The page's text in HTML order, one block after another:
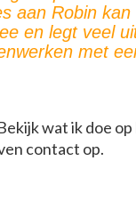
aan Robin
en legt veel
met
wat ik doe
contact op.